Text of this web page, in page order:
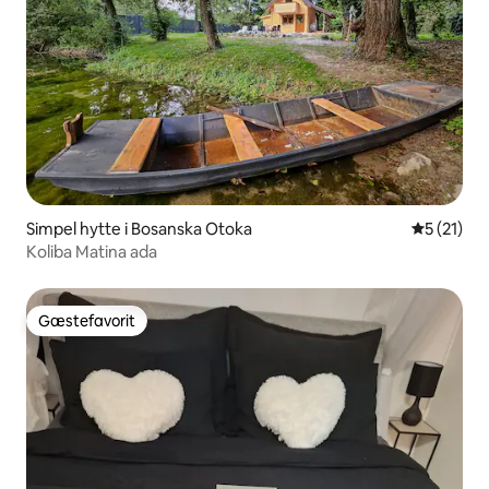
Simpel hytte i Bosanska Otoka 5 ud af 5
5 (21)
Koliba Matina ada
Gæstefavorit
Gæstefavorit